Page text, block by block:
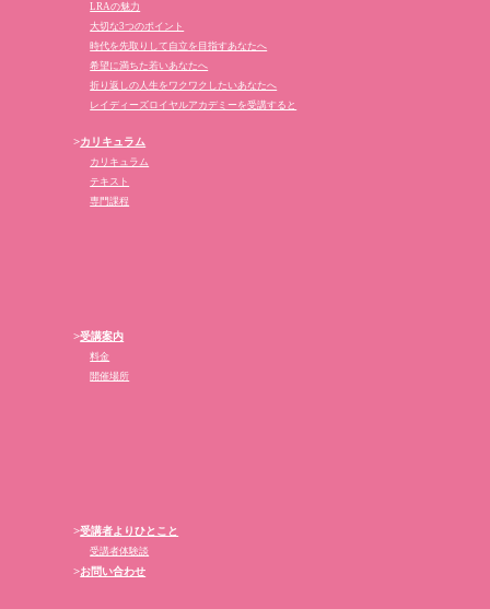
LRAの魅力
大切な3つのポイント
時代を先取りして自立を目指すあなたへ
希望に満ちた若いあなたへ
折り返しの人生をワクワクしたいあなたへ
レイディーズロイヤルアカデミーを受講すると
>カリキュラム
カリキュラム
テキスト
専門課程
>受講案内
料金
開催場所
>受講者よりひとこと
受講者体験談
>お問い合わせ